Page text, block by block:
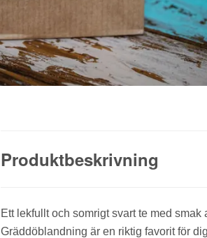
Produktbeskrivning
Ett lekfullt och somrigt svart te med smak
Gräddöblandning är en riktig favorit för